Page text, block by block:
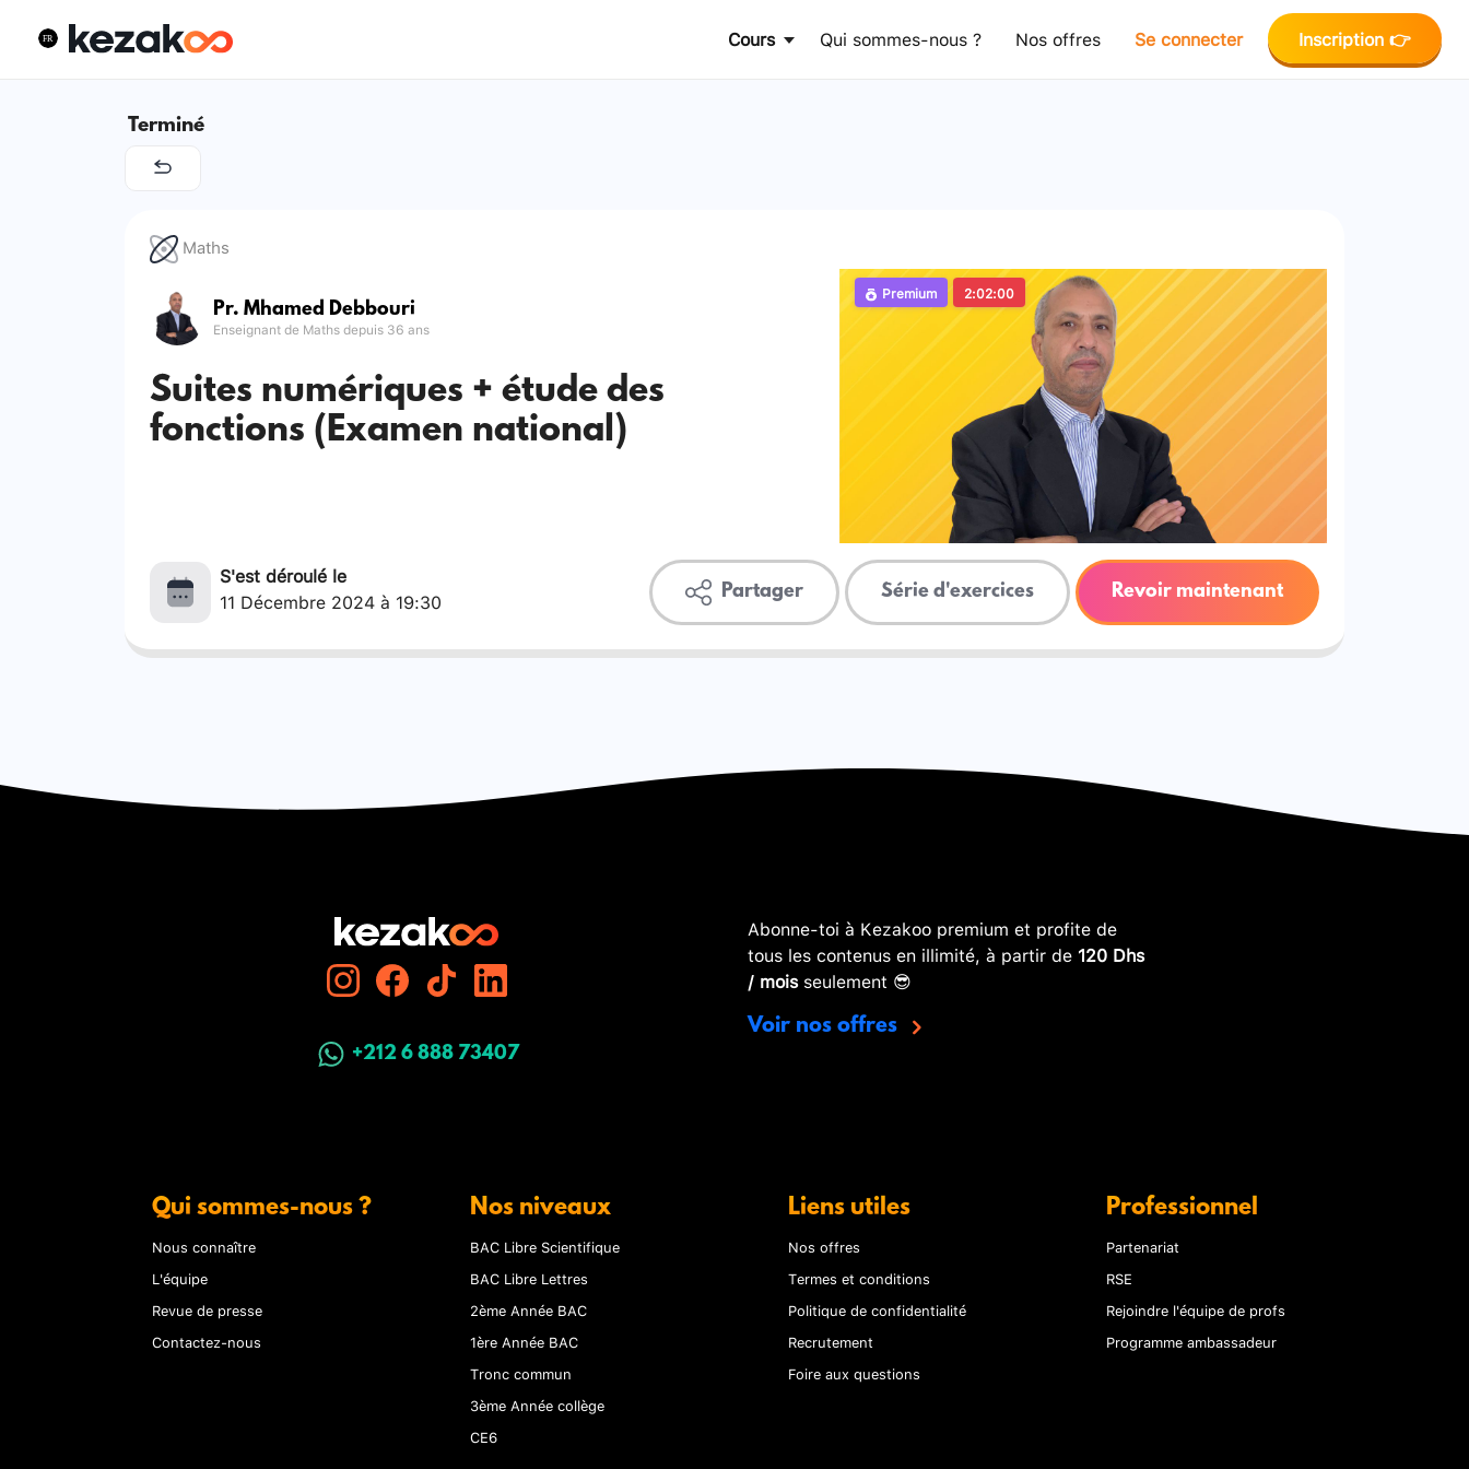
Cours Qui sommes-nous ? Nos offres Se connecter Inscription 👉
Terminé
Maths
Pr. Mhamed Debbouri
Enseignant de Maths depuis 36 ans
Suites numériques + étude des
fonctions (Examen national)
Premium 2:02:00
S'est déroulé le
11 Décembre 2024 à 19:30
Partager Série d'exercices Revoir maintenant
+212 6 888 73407
Abonne-toi à Kezakoo premium et profite de
tous les contenus en illimité, à partir de 120 Dhs
/ moisseulement 😎
Voir nos offres
Qui sommes-nous ?
Nous connaître
L'équipe
Revue de presse
Contactez-nous
Nos niveaux
BAC Libre Scientifique
BAC Libre Lettres
2ème Année BAC
1ère Année BAC
Tronc commun
3ème Année collège
CE6
Liens utiles
Nos offres
Termes et conditions
Politique de confidentialité
Recrutement
Foire aux questions
Professionnel
Partenariat
RSE
Rejoindre l'équipe de profs
Programme ambassadeur